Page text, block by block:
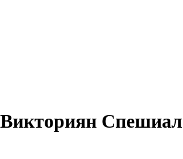
Викториян Спешиал